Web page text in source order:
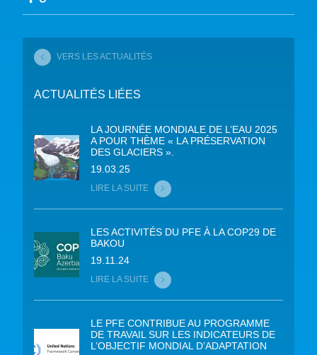
VERS LES ACTUALITÉS
ACTUALITÉS LIÉES
LA JOURNÉE MONDIALE DE L’EAU 2025
A POUR THÈME « LA PRÉSERVATION
DES GLACIERS ».
19.03.25
LIRE LA SUITE
LES ACTIVITÉS DU PFE À LA COP29 DE
BAKOU
19.11.24
LIRE LA SUITE
LE PFE CONTRIBUE AU PROGRAMME
DE TRAVAIL SUR LES INDICATEURS DE
L’OBJECTIF MONDIAL D’ADAPTATION